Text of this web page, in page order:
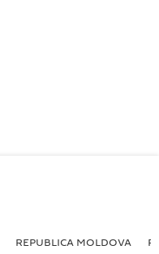
REPUBLICA MOLDOVA